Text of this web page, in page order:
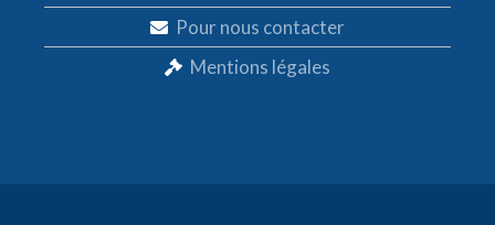
Pour nous contacter
Mentions légales